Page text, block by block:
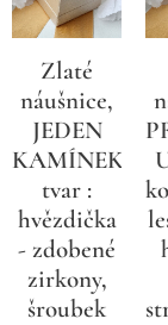
Zlaté
náušnice,
JEDEN
KAMÍNEK,
tvar :
hvězdička
- zdobené
zirkony,
šroubek